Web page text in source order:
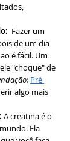
Fazer um
de um dia
é fácil. Um
"choque" de
Pré
algo mais
A creatina é o
Ela